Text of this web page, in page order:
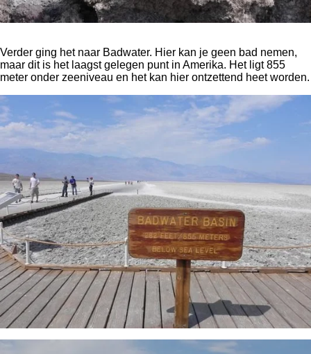
Verder ging het naar Badwater. Hier kan je geen bad nemen,
maar dit is het laagst gelegen punt in Amerika. Het ligt 855
meter onder zeeniveau en het kan hier ontzettend heet worden.